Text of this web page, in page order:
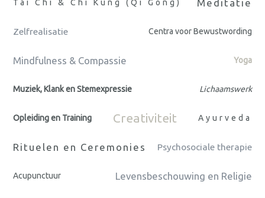
Tai Chi & Chi Kung (Qi Gong) Meditatie
Zelfrealisatie Centra voor Bewustwording
Mindfulness & Compassie Yoga
Muziek, Klank en Stemexpressie Lichaamswerk
Opleiding en Training Creativiteit Ayurveda
Rituelen en Ceremonies Psychosociale therapie
Acupunctuur Levensbeschouwing en Religie